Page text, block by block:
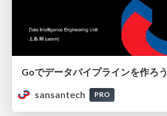
Goでデータパイプラインを作ろう
sansantech
PRO